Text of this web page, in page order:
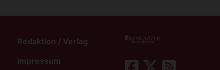
Redaktion / Verlag
Impressum